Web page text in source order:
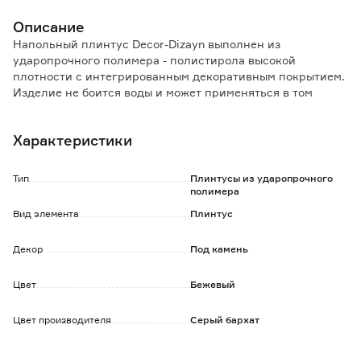
Описание
Напольный плинтус Decor-Dizayn выполнен из
ударопрочного полимера - полистирола высокой
плотности с интегрированным декоративным покрытием.
Изделие не боится воды и может применяться в том
устойчивость к механическим воздействиям.
Особенности и преимущества:
- простота монтажа;
провода и коммуникации;
на протяжении всего срока эксплуатации;
- способ установки - клеевой.
Характеристики
Тип
Плинтусы из ударопрочного
полимера
Вид элемента
Плинтус
Декор Под камень
Цвет Бежевый
Цвет производителя Серый бархат